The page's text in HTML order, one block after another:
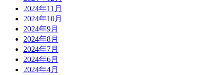
2024年11月
2024年10月
2024年9月
2024年8月
2024年7月
2024年6月
2024年4月